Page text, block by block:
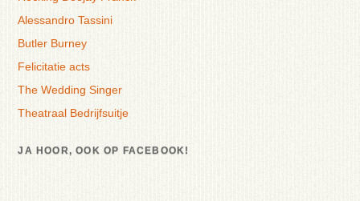
Alessandro Tassini
Butler Burney
Felicitatie acts
The Wedding Singer
Theatraal Bedrijfsuitje
JA HOOR, OOK OP FACEBOOK!